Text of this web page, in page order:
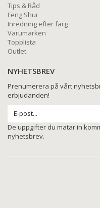
Tips & Råd
Feng Shui
Inredning efter färg
Varumärken
Topplista
Outlet
NYHETSBREV
Prenumerera på vårt
erbjudanden!
De uppgifter du matar in
nyhetsbrev.